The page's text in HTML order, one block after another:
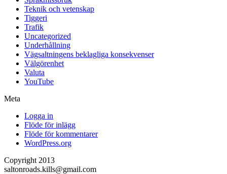
Teknik och vetenskap
Tiggeri
Trafik
Uncategorized
Underhållning
Vägsaltningens beklagliga konsekvenser
Välgörenhet
Valuta
YouTube
Meta
Logga in
Flöde för inlägg
Flöde för kommentarer
WordPress.org
Copyright 2013
saltonroads.kills@gmail.com